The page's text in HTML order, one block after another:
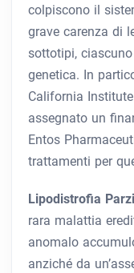
colpiscono il
grave carenza di
sottotipi,
genetica. In
California
assegnato un
Entos
trattamenti per
Lipodistrofia
rara malattia
anomalo
anziché da